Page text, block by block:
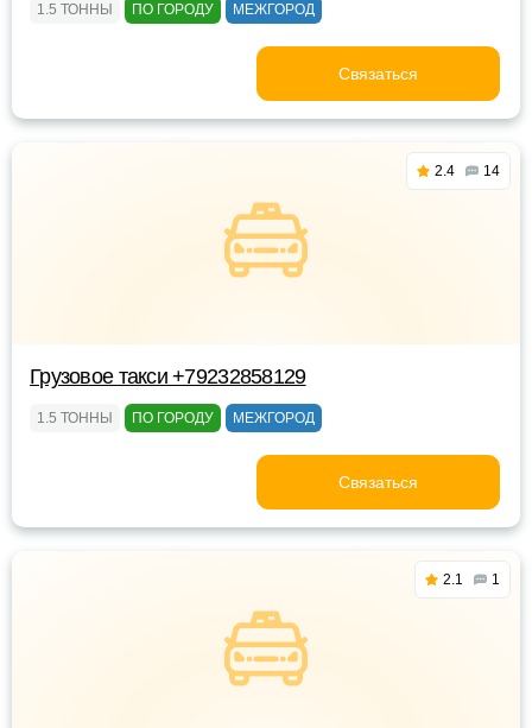
1.5 ТОННЫ ПО ГОРОДУ МЕЖГОРОД
Связаться
2.4 14
Грузовое такси +79232858129
1.5 ТОННЫ ПО ГОРОДУ МЕЖГОРОД
Связаться
2.1 1